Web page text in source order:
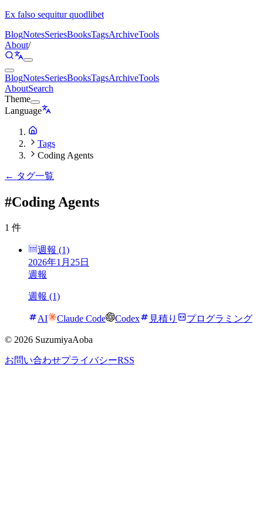
Ex falso sequitur quodlibet
BlogNotesSeriesBooksTagsArchiveTools
About/
BlogNotesSeriesBooksTagsArchiveTools
AboutSearch
Theme
Language
Tags
Coding Agents
← タグ一覧
#Coding Agents
1 件
週報 (1)
2026年1月25日
週報
週報 (1)
AI Claude Code Codex 見積り プログラミング
© 2026 SuzumiyaAoba
お問い合わせプライバシーRSS